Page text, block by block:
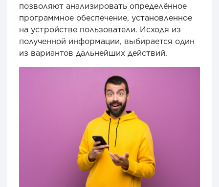
позволяют анализировать определённое
программное обеспечение, установленное
на устройстве пользователи. Исходя из
полученной информации, выбирается один
из вариантов дальнейших действий.